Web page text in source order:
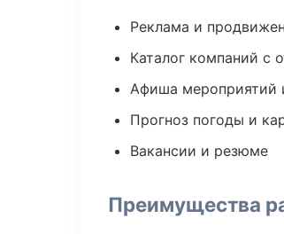
Реклама и
Каталог компаний с
Афиша мероприятий
Прогноз погоды и
Вакансии и резюме
Преимущества